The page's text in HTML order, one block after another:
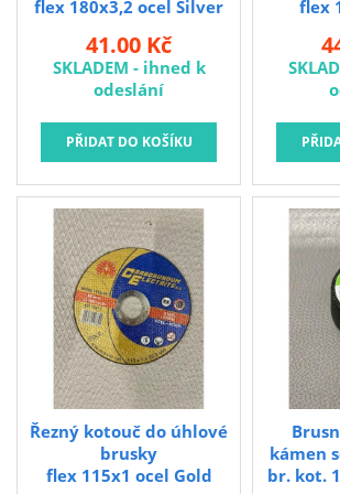
flex 180x3,2 ocel Silver
41.00 Kč
SKLADEM - ihned k
odeslání
flex
flex 115x1 ocel Gold
Řezný kotouč do úhlové
brusky
br. kot.
kámen